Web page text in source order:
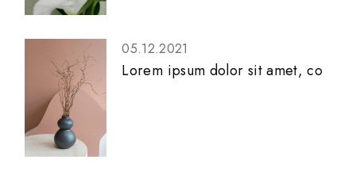
05.12.2021
Lorem ipsum dolor sit amet, co